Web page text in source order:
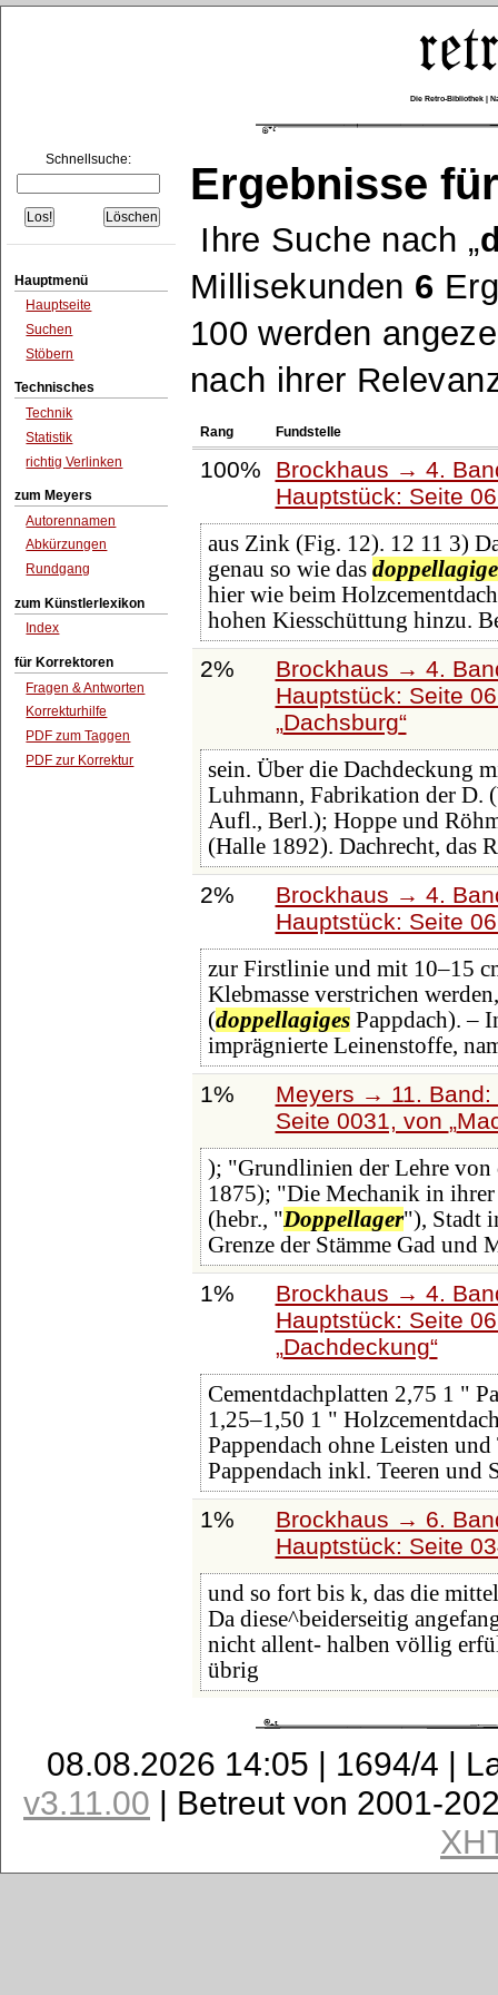
Die Retro-Bibliothek |
Schnellsuche:
Hauptmenü
Hauptseite
Suchen
Stöbern
Technisches
Technik
Statistik
richtig Verlinken
zum Meyers
Autorennamen
Abkürzungen
Rundgang
zum Künstlerlexikon
Index
für Korrektoren
Fragen & Antworten
Korrekturhilfe
PDF zum Taggen
PDF zur Korrektur
Ergebnisse
Ihre Suche nach
Millisekunden 6
100 werden
nach ihrer
Rang Fundstelle
100%
Brockhaus → 4.
Hauptstück: Seite
aus Zink (Fig. 12). 12 11 3)
genau so wie das doppellagige
hier wie beim
hohen Kiesschüttung hinzu.
2%
Brockhaus → 4.
Hauptstück: Seite
Dachsburg
sein. Über die Dachdeckung
Luhmann, Fabrikation der D.
Aufl., Berl.); Hoppe und
(Halle 1892). Dachrecht, das
2%
Brockhaus → 4.
Hauptstück: Seite
zur Firstlinie und mit 10‒15
Klebmasse verstrichen
(doppellagigesPappdach). –
imprägnierte Leinenstoffe,
1%
Meyers → 11.
Seite 0031, von
); "Grundlinien der Lehre von
1875); "Die Mechanik in
(hebr., "Doppellager"), Stadt
Grenze der Stämme Gad und
1%
Brockhaus → 4.
Hauptstück: Seite
Dachdeckung
Cementdachplatten 2,75 1 "
1,25‒1,50 1 "
Pappendach ohne Leisten
Pappendach inkl. Teeren und
1%
Brockhaus → 6.
Hauptstück: Seite
und so fort bis k, das die
Da diese^beiderseitig
nicht allent- halben völlig
übrig
08.08.2026 14:05 | 1694/4 |
v3.11.00 | Betreut von 2001-